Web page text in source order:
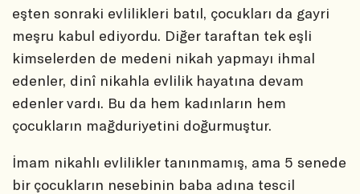
eşten sonraki evlilikleri batıl, çocukları da gayri
meşru kabul ediyordu. Diğer taraftan tek eşli
kimselerden de medeni nikah yapmayı ihmal
edenler, dinî nikahla evlilik hayatına devam
edenler vardı. Bu da hem kadınların hem
çocukların mağduriyetini doğurmuştur.
İmam nikahlı evlilikler tanınmamış, ama 5 senede
bir çocukların nesebinin baba adına tescil